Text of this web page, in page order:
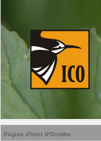
Pàgina d'inici d'Ornitho